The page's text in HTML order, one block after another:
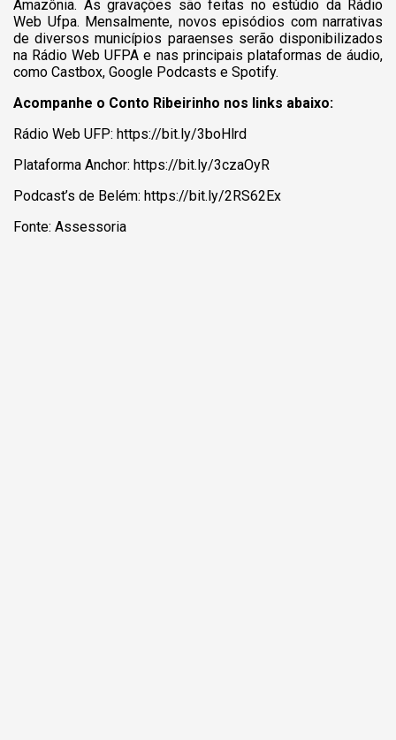
Amazônia. As gravações são feitas no estúdio da Rádio
Web Ufpa. Mensalmente, novos episódios com narrativas
de diversos municípios paraenses serão disponibilizados
na Rádio Web UFPA e nas principais plataformas de áudio,
como Castbox, Google Podcasts e Spotify.
Acompanhe o Conto Ribeirinho nos links abaixo:
Rádio Web UFP: https://bit.ly/3boHlrd
Plataforma Anchor: https://bit.ly/3czaOyR
Podcast’s de Belém: https://bit.ly/2RS62Ex
Fonte: Assessoria